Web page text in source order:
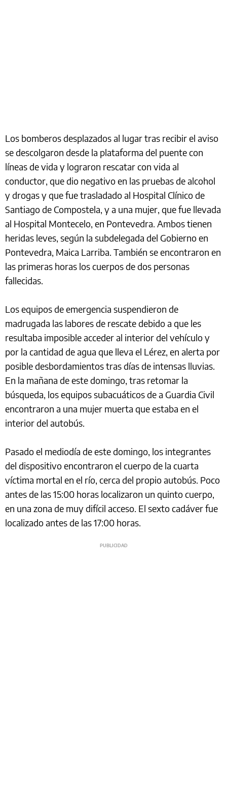
Los bomberos desplazados al lugar tras recibir el aviso
se descolgaron desde la plataforma del puente con
líneas de vida y lograron rescatar con vida al
conductor, que dio negativo en las pruebas de alcohol
y drogas y que fue trasladado al Hospital Clínico de
Santiago de Compostela, y a una mujer, que fue llevada
al Hospital Montecelo, en Pontevedra. Ambos tienen
heridas leves, según la subdelegada del Gobierno en
Pontevedra, Maica Larriba. También se encontraron en
las primeras horas los cuerpos de dos personas
fallecidas.
Los equipos de emergencia suspendieron de
madrugada las labores de rescate debido a que les
resultaba imposible acceder al interior del vehículo y
por la cantidad de agua que lleva el Lérez, en alerta por
posible desbordamientos tras días de intensas lluvias.
En la mañana de este domingo, tras retomar la
búsqueda, los equipos subacuáticos de a Guardia Civil
encontraron a una mujer muerta que estaba en el
interior del autobús.
Pasado el mediodía de este domingo, los integrantes
del dispositivo encontraron el cuerpo de la cuarta
víctima mortal en el río, cerca del propio autobús. Poco
antes de las 15:00 horas localizaron un quinto cuerpo,
en una zona de muy difícil acceso. El sexto cadáver fue
localizado antes de las 17:00 horas.